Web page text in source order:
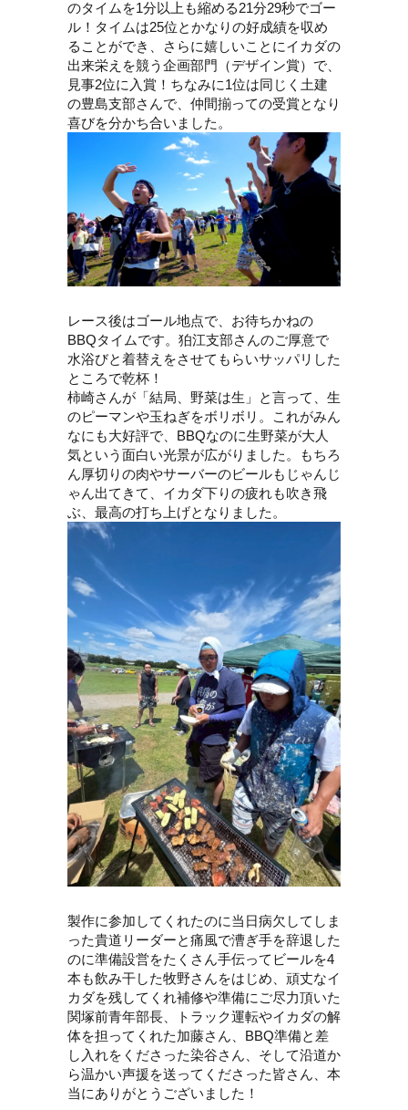
のタイムを1分以上も縮める21分29秒でゴー
ル！タイムは25位とかなりの好成績を収め
ることができ、さらに嬉しいことにイカダの
出来栄えを競う企画部門（デザイン賞）で、
見事2位に入賞！ちなみに1位は同じく土建
の豊島支部さんで、仲間揃っての受賞となり
喜びを分かち合いました。
レース後はゴール地点で、お待ちかねの
BBQタイムです。狛江支部さんのご厚意で
水浴びと着替えをさせてもらいサッパリした
ところで乾杯！
柿崎さんが「結局、野菜は生」と言って、生
のピーマンや玉ねぎをボリボリ。これがみん
なにも大好評で、BBQなのに生野菜が大人
気という面白い光景が広がりました。もちろ
ん厚切りの肉やサーバーのビールもじゃんじ
ゃん出てきて、イカダ下りの疲れも吹き飛
ぶ、最高の打ち上げとなりました。
製作に参加してくれたのに当日病欠してしま
った貴道リーダーと痛風で漕ぎ手を辞退した
のに準備設営をたくさん手伝ってビールを4
本も飲み干した牧野さんをはじめ、頑丈なイ
カダを残してくれ補修や準備にご尽力頂いた
関塚前青年部長、トラック運転やイカダの解
体を担ってくれた加藤さん、BBQ準備と差
し入れをくださった染谷さん、そして沿道か
ら温かい声援を送ってくださった皆さん、本
当にありがとうございました！